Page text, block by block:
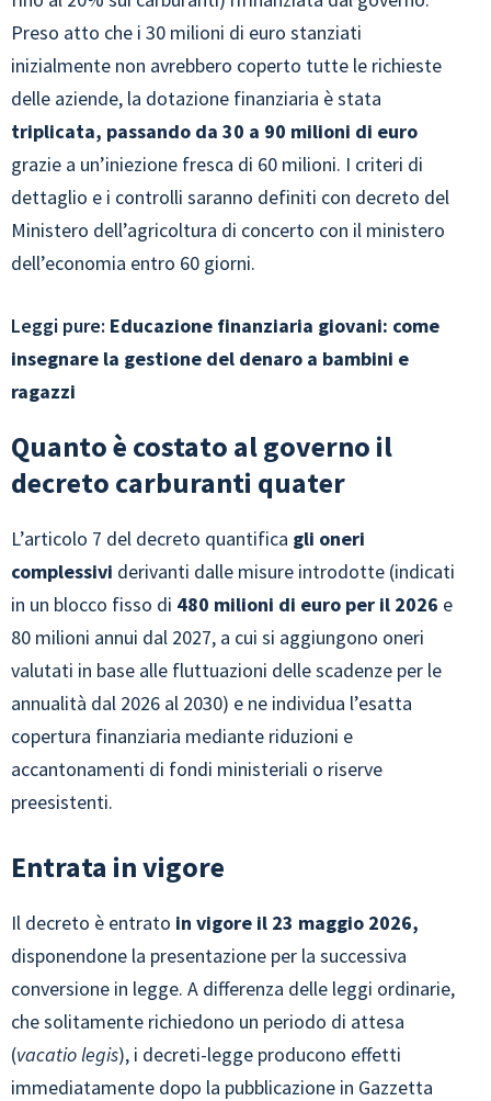
Preso atto che i 30 milioni di euro stanziati
inizialmente non avrebbero coperto tutte le richieste
delle aziende, la dotazione finanziaria è stata
triplicata, passando da 30 a 90 milioni di euro
grazie a un’iniezione fresca di 60 milioni. I criteri di
dettaglio e i controlli saranno definiti con decreto del
Ministero dell’agricoltura di concerto con il ministero
dell’economia entro 60 giorni.
Leggi pure: Educazione finanziaria giovani: come
insegnare la gestione del denaro a bambini e
ragazzi
Quanto è costato al governo il
decreto carburanti quater
L’articolo 7 del decreto quantifica gli oneri
complessivi derivanti dalle misure introdotte (indicati
in un blocco fisso di 480 milioni di euro per il 2026 e
80 milioni annui dal 2027, a cui si aggiungono oneri
valutati in base alle fluttuazioni delle scadenze per le
annualità dal 2026 al 2030) e ne individua l’esatta
copertura finanziaria mediante riduzioni e
accantonamenti di fondi ministeriali o riserve
preesistenti.
Entrata in vigore
Il decreto è entrato in vigore il 23 maggio 2026,
disponendone la presentazione per la successiva
conversione in legge. A differenza delle leggi ordinarie,
che solitamente richiedono un periodo di attesa
(vacatio legis), i decreti-legge producono effetti
immediatamente dopo la pubblicazione in Gazzetta